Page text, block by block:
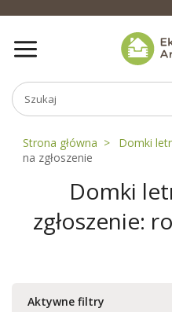
Strona główna Domki
na zgłoszenie
Domki
zgłoszenie:
Aktywne filtry